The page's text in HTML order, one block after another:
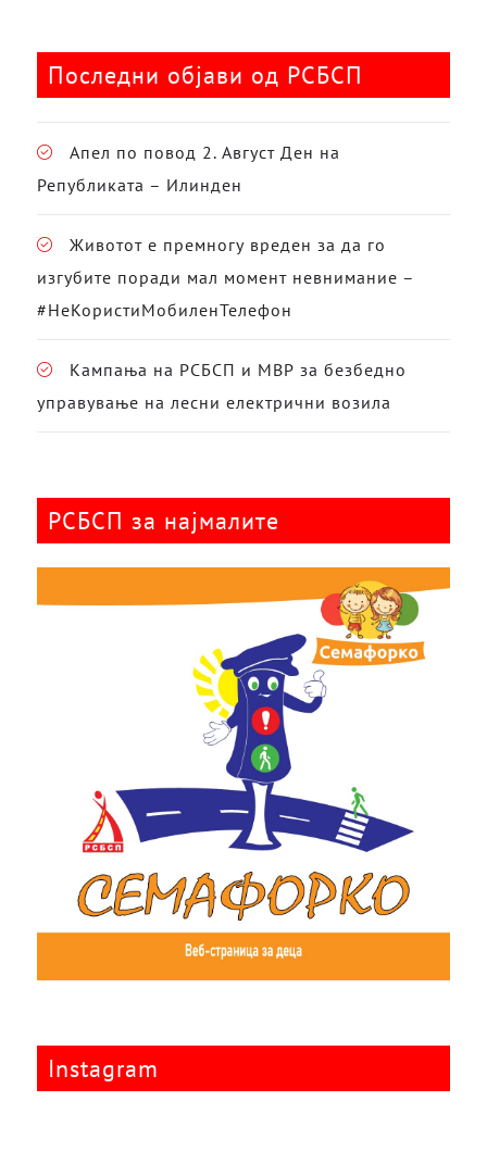
Последни објави од РСБСП
Апел по повод 2. Август Ден на
Републиката – Илинден
Животот е премногу вреден за да го
изгубите поради мал момент невнимание –
#НеКористиМобиленТелефон
Кампања на РСБСП и МВР за безбедно
управување на лесни електрични возила
РСБСП за најмалите
Instagram